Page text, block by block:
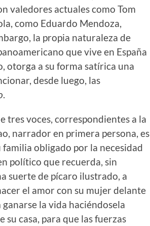
valedores actuales como Tom
como Eduardo Mendoza,
la propia naturaleza de
que vive en España
otorga a su forma satírica una
desde luego, las
tres voces, correspondientes a la
narrador en primera persona, es
obligado por la necesidad
político que recuerda, sin
suerte de pícaro ilustrado, a
el amor con su mujer delante
la vida haciéndosela
su casa, para que las fuerzas